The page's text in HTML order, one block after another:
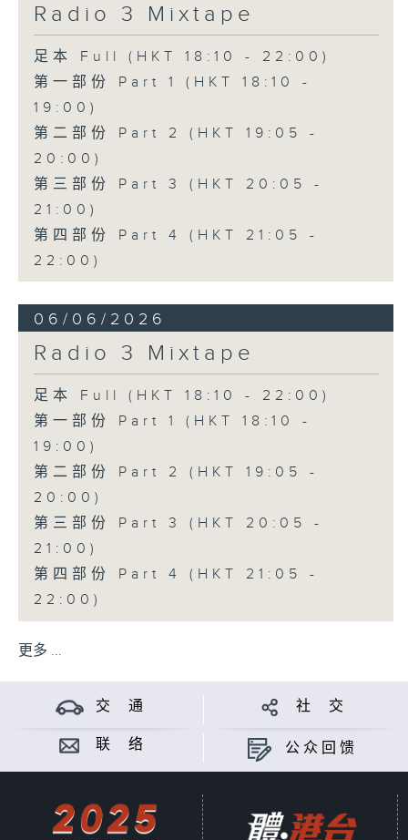
Radio 3 Mixtape
足本 Full (HKT 18:10 - 22:00)
第一部份 Part 1 (HKT 18:10 -
19:00)
第二部份 Part 2 (HKT 19:05 -
20:00)
第三部份 Part 3 (HKT 20:05 -
21:00)
第四部份 Part 4 (HKT 21:05 -
22:00)
06/06/2026
Radio 3 Mixtape
足本 Full (HKT 18:10 - 22:00)
第一部份 Part 1 (HKT 18:10 -
19:00)
第二部份 Part 2 (HKT 19:05 -
20:00)
第三部份 Part 3 (HKT 20:05 -
21:00)
第四部份 Part 4 (HKT 21:05 -
22:00)
更多 ...
交 通 社 交
联 络 公众回馈